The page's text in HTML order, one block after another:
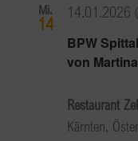
Mi.
14
BPW
von
14.01.2026
Restaurant
Kärnten,